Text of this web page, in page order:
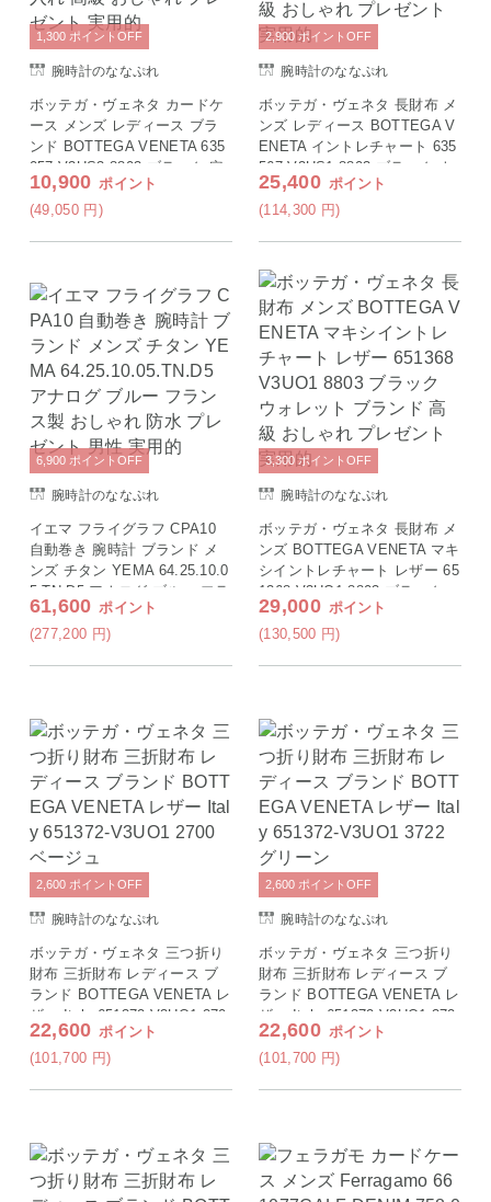
腕時計のななぷれ
ボッテガ・ヴェネタ カードケ
ース メンズ レディース ブラ
ンド BOTTEGA VENETA 635
057-V3US3 8803 ブラック 定
期入れ 高級 おしゃれ プレゼ
ント 実用的
10,900 ポイント
(49,050 円 )
1,300 ポイント OFF
腕時計のななぷれ
ボッテガ・ヴェネタ 長財布 メ
ンズ レディース BOTTEGA V
ENETA イントレチャート 635
567 V3US1 8803 ブラック ウ
ォレット ブランド 高級 おし
ゃれ プレゼント 実用的
25,400 ポイント
(114,300 円)
2,900 ポイント OFF
腕時計のななぷれ
イエマ フライグラフ CPA10
自動巻き 腕時計 ブランド メ
ンズ チタン YEMA 64.25.10.0
5.TN.D5 アナログ ブルー フラ
ンス製 おしゃれ 防水 プレゼ
ント 男性 実用的
61,600 ポイント
(277,200 円)
6,900 ポイント OFF
腕時計のななぷれ
ボッテガ・ヴェネタ 長財布 メ
ンズ BOTTEGA VENETA マキ
シイントレチャート レザー 65
1368 V3UO1 8803 ブラック
ウォレット ブランド 高級 お
しゃれ プレゼント 実用的
29,000 ポイント
(130,500 円)
3,300 ポイント OFF
腕時計のななぷれ
ボッテガ・ヴェネタ 三つ折り
財布 三折財布 レディース ブ
ランド BOTTEGA VENETA レ
ザー Italy 651372-V3UO1 270
0 ベージュ
22,600 ポイント
(101,700 円)
2,600 ポイント OFF
腕時計のななぷれ
ボッテガ・ヴェネタ 三つ折り
財布 三折財布 レディース ブ
ランド BOTTEGA VENETA レ
ザー Italy 651372-V3UO1 372
2 グリーン
22,600 ポイント
(101,700 円)
2,600 ポイント OFF